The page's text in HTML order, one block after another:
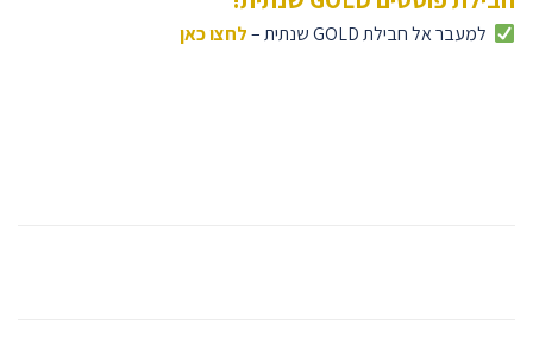
למעבר אל חבילת GOLD שנתית – לחצו כאן